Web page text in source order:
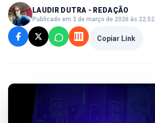
LAUDIR DUTRA - REDAÇÃO
Publicado em 3 de março de 2026 às 22:52
Copiar Link